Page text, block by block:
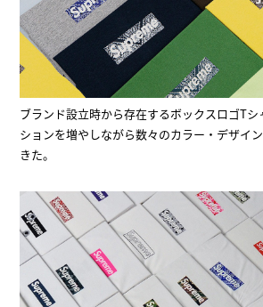
ブランド設立時から存在するボックスロゴT
ションを増やしながら数々のカラー・デザイ
きた。